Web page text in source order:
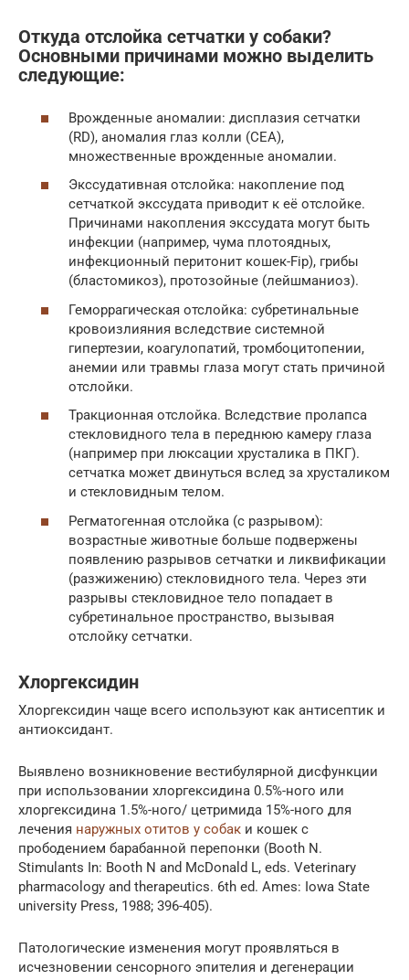
Откуда отслойка сетчатки у собаки?
Основными причинами можно выделить
следующие:
Врожденные аномалии: дисплазия сетчатки
(RD), аномалия глаз колли (CEA),
множественные врожденные аномалии.
Экссудативная отслойка: накопление под
сетчаткой экссудата приводит к её отслойке.
Причинами накопления экссудата могут быть
инфекции (например, чума плотоядных,
инфекционный перитонит кошек-Fip), грибы
(бластомикоз), протозойные (лейшманиоз).
Геморрагическая отслойка: субретинальные
кровоизлияния вследствие системной
гипертезии, коагулопатий, тромбоцитопении,
анемии или травмы глаза могут стать причиной
отслойки.
Тракционная отслойка. Вследствие пролапса
стекловидного тела в переднюю камеру глаза
(например при люксации хрусталика в ПКГ).
сетчатка может двинуться вслед за хрусталиком
и стекловидным телом.
Регматогенная отслойка (с разрывом):
возрастные животные больше подвержены
появлению разрывов сетчатки и ликвификации
(разжижению) стекловидного тела. Через эти
разрывы стекловидное тело попадает в
субретинальное пространство, вызывая
отслойку сетчатки.
Хлоргексидин
Хлоргексидин чаще всего используют как антисептик и
антиоксидант.
Выявлено возникновение вестибулярной дисфункции
при использовании хлоргексидина 0.5%-ного или
хлоргексидина 1.5%-ного/ цетримида 15%-ного для
лечения наружных отитов у собак и кошек с
прободением барабанной перепонки (Booth N.
Stimulants In: Booth N and McDonald L, eds. Veterinary
pharmacology and therapeutics. 6th ed. Ames: Iowa State
university Press, 1988; 396-405).
Патологические изменения могут проявляться в
исчезновении сенсорного эпителия и дегенерации